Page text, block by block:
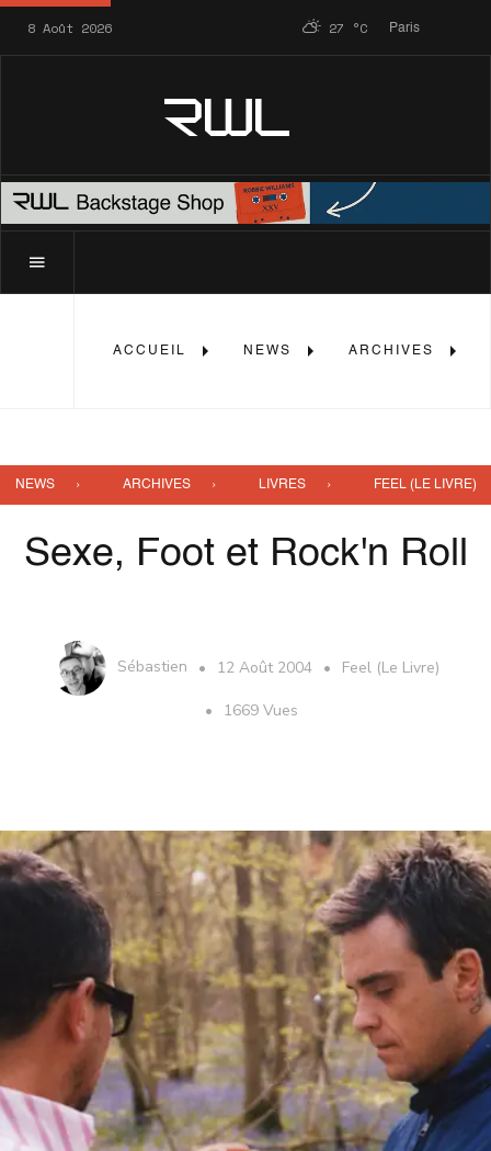
8 Août 2026 Paris
27 °C
RWL
ACCUEIL NEWS ARCHIVES
NEWS ARCHIVES LIVRES FEEL (LE LIVRE)
Sexe, Foot et Rock'n Roll
Sébastien 12 Août 2004 Feel (Le Livre)
1669 Vues